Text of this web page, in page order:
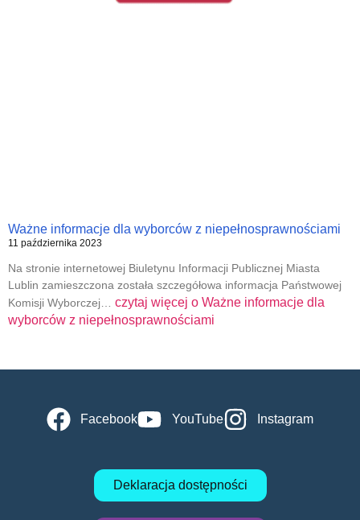
Ważne informacje dla wyborców z niepełnosprawnościami
11 października 2023
Na stronie internetowej Biuletynu Informacji Publicznej Miasta
Lublin zamieszczona została szczegółowa informacja Państwowej
Komisji Wyborczej… czytaj więcej o Ważne informacje dla
wyborców z niepełnosprawnościami
Facebook YouTube Instagram
Deklaracja dostępności